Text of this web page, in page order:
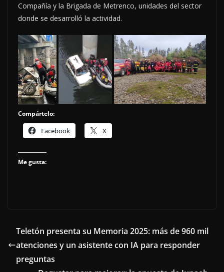
Compañía y la Brigada de Metrenco, unidades del sector
donde se desarrolló la actividad.
Compártelo:
Facebook X
Me gusta:
Teletón presenta su Memoria 2025: más de 960 mil
atenciones y un asistente con IA para responder
preguntas